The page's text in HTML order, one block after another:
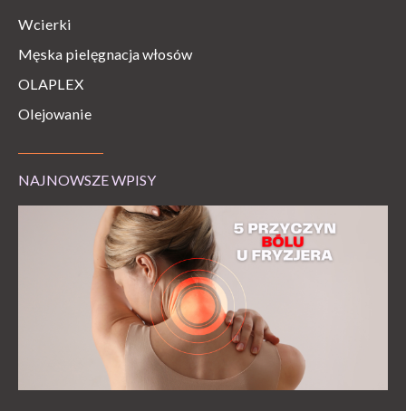
Wcierki
Męska pielęgnacja włosów
OLAPLEX
Olejowanie
NAJNOWSZE WPISY